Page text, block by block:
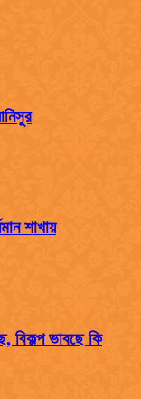
শাখায়
বিকল্প ভাবছে কি